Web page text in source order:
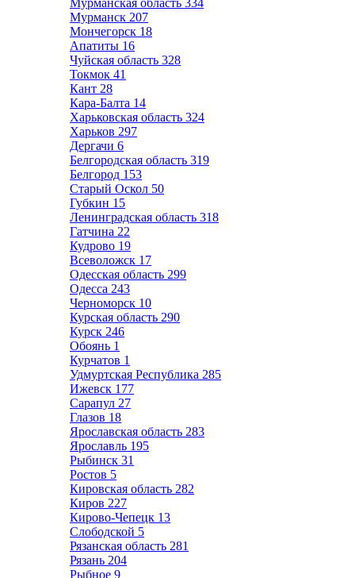
Мурманская область 334
Мурманск 207
Мончегорск 18
Апатиты 16
Чуйская область 328
Токмок 41
Кант 28
Кара-Балта 14
Харьковская область 324
Харьков 297
Дергачи 6
Белгородская область 319
Белгород 153
Старый Оскол 50
Губкин 15
Ленинградская область 318
Гатчина 22
Кудрово 19
Всеволожск 17
Одесская область 299
Одесса 243
Черноморск 10
Курская область 290
Курск 246
Обоянь 1
Курчатов 1
Удмуртская Республика 285
Ижевск 177
Сарапул 27
Глазов 18
Ярославская область 283
Ярославль 195
Рыбинск 31
Ростов 5
Кировская область 282
Киров 227
Кирово-Чепецк 13
Слободской 5
Рязанская область 281
Рязань 204
Рыбное 9